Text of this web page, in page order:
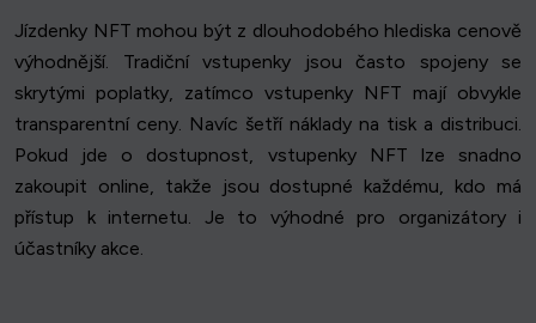
Jízdenky NFT mohou být z dlouhodobého hlediska cenově
výhodnější. Tradiční vstupenky jsou často spojeny se
skrytými poplatky, zatímco vstupenky NFT mají obvykle
transparentní ceny. Navíc šetří náklady na tisk a distribuci.
Pokud jde o dostupnost, vstupenky NFT lze snadno
zakoupit online, takže jsou dostupné každému, kdo má
přístup k internetu. Je to výhodné pro organizátory i
účastníky akce.